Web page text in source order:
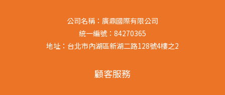
公司名稱：廣鼎國際有限公司
統一編號：84270365
地址：台北市內湖區新湖二路128號4樓之2
顧客服務